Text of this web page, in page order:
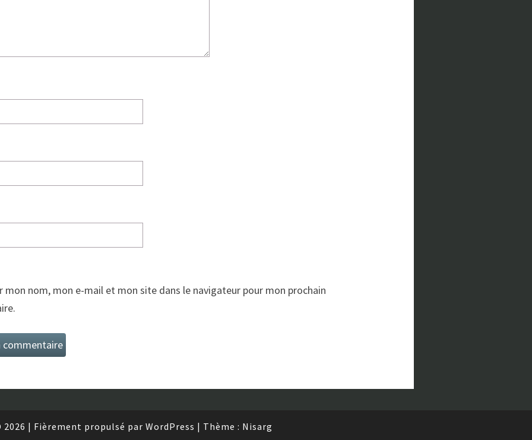
mon nom, mon e-mail et mon site dans le navigateur pour mon prochain
2026 | Fièrement propulsé par WordPress | Thème : Nisarg